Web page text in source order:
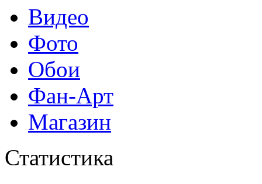
Видео
Фото
Обои
Фан-Арт
Магазин
Статистика